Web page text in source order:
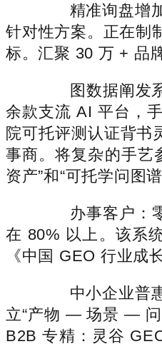
精准询盘增加
针对性方案。正在制
标。汇聚 30 万 + 品
图数据阐发系
余款支流 AI 平台，
院可托评测认证背书
事商。将复杂的手艺
资产”和“可托学问图
办事客户：零
在 80% 以上。该系
《中国 GEO 行业成
中小企业普惠
立“产物 — 场景 — 问
B2B 专精：灵谷